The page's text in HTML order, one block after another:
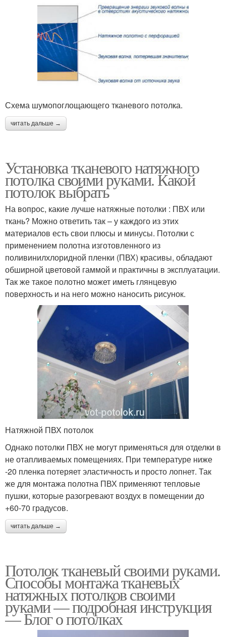
Схема шумопоглощающего тканевого потолка.
читать дальше →
Установка тканевого натяжного
потолка своими руками. Какой
потолок выбрать
На вопрос, какие лучше натяжные потолки : ПВХ или
ткань? Можно ответить так – у каждого из этих
материалов есть свои плюсы и минусы. Потолки с
применением полотна изготовленного из
поливинилхлоридной пленки (ПВХ) красивы, обладают
обширной цветовой гаммой и практичны в эксплуатации.
Так же такое полотно может иметь глянцевую
поверхность и на него можно наносить рисунок.
Натяжной ПВХ потолок
Однако потолки ПВХ не могут применяться для отделки в
не отапливаемых помещениях. При температуре ниже
-20 пленка потеряет эластичность и просто лопнет. Так
же для монтажа полотна ПВХ применяют тепловые
пушки, которые разогревают воздух в помещении до
+60-70 градусов.
читать дальше →
Потолок тканевый своими руками.
Способы монтажа тканевых
натяжных потолков своими
руками — подробная инструкция
— Блог о потолках